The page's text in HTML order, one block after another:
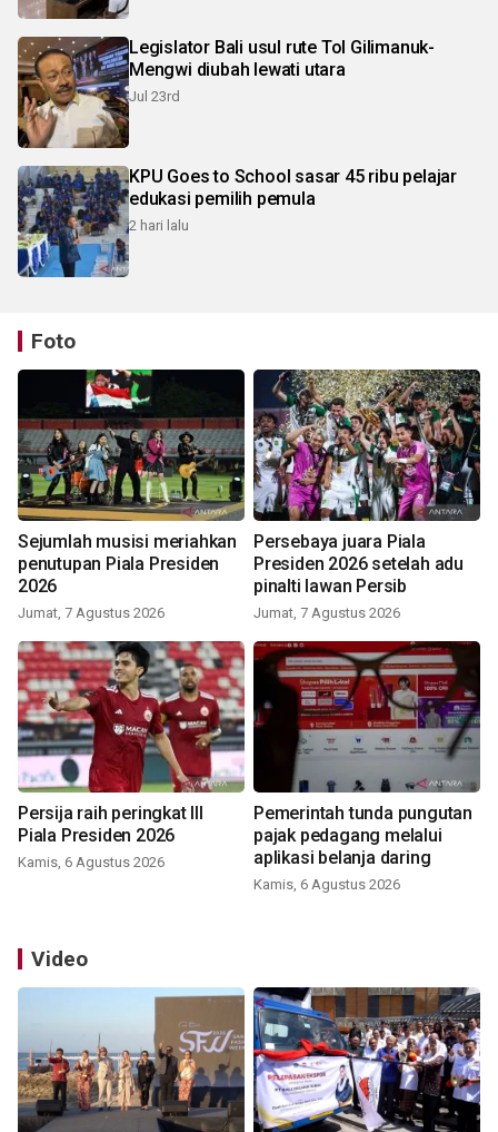
Legislator Bali usul rute Tol Gilimanuk-
Mengwi diubah lewati utara
Jul 23rd
KPU Goes to School sasar 45 ribu pelajar
edukasi pemilih pemula
2 hari lalu
Foto
Sejumlah musisi meriahkan
penutupan Piala Presiden
2026
Jumat, 7 Agustus 2026
Persebaya juara Piala
Presiden 2026 setelah adu
pinalti lawan Persib
Jumat, 7 Agustus 2026
Persija raih peringkat III
Piala Presiden 2026
Kamis, 6 Agustus 2026
Pemerintah tunda pungutan
pajak pedagang melalui
aplikasi belanja daring
Kamis, 6 Agustus 2026
Video